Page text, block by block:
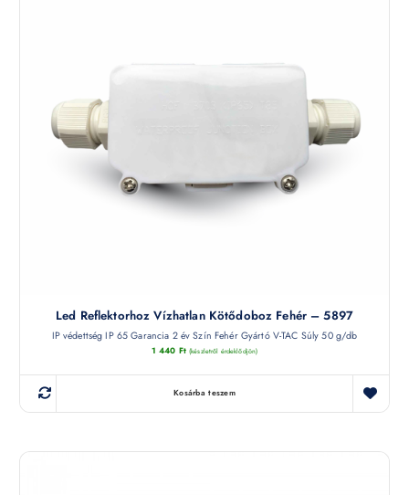
Led Reflektorhoz Vízhatlan Kötődoboz Fehér – 5897
IP védettség IP 65 Garancia 2 év Szín Fehér Gyártó V-TAC Súly 50 g/db
1 440 Ft (készletről érdeklődjön)
Kosárba teszem